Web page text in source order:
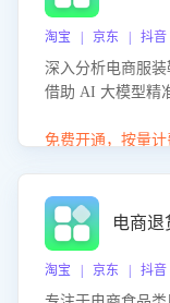
淘宝 | 京东 | 抖
深入分析电商服装
借助 AI 大模型精
议，助力商家优化
免费开通，按量计
电商
淘宝 | 京东 | 抖